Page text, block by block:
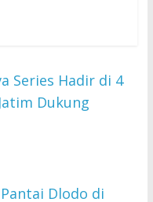
Series Hadir di 4
Dukung
Dlodo di